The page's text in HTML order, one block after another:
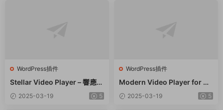
WordPress插件
Stellar Video Player – 響應式
視頻播放器WordPress插件 –
v2.9
2025-03-19 5
WordPress插件
Modern Video Player for W
ordPress – 功能強大的視頻和
音頻播放器 – v10.21
2025-03-19 5